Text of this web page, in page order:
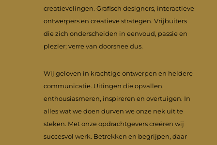
creatievelingen. Grafisch designers, interactieve
ontwerpers en creatieve strategen. Vrijbuiters
die zich onderscheiden in eenvoud, passie en
plezier; verre van doorsnee dus.
Wij geloven in krachtige ontwerpen en heldere
communicatie. Uitingen die opvallen,
enthousiasmeren, inspireren en overtuigen. In
alles wat we doen durven we onze nek uit te
steken. Met onze opdrachtgevers creëren wij
succesvol werk. Betrekken en begrijpen, daar